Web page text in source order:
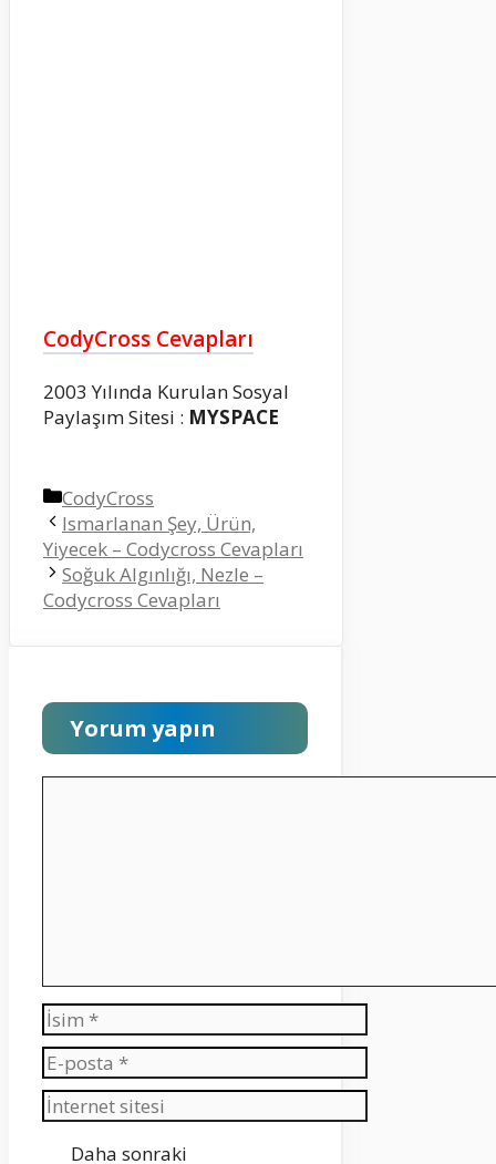
CodyCross Cevapları
2003 Yılında Kurulan Sosyal
Paylaşım Sitesi : MYSPACE
Kategoriler
CodyCross
Ismarlanan Şey, Ürün,
Yiyecek – Codycross Cevapları
Soğuk Algınlığı, Nezle –
Codycross Cevapları
Yorum yapın
İsim
E-
posta
İnternet
sitesi
Daha sonraki